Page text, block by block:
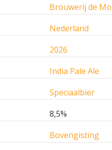
Brouwerij de
Nederland
2026
India Pale Ale
Speciaalbier
8,5%
Bovengisting